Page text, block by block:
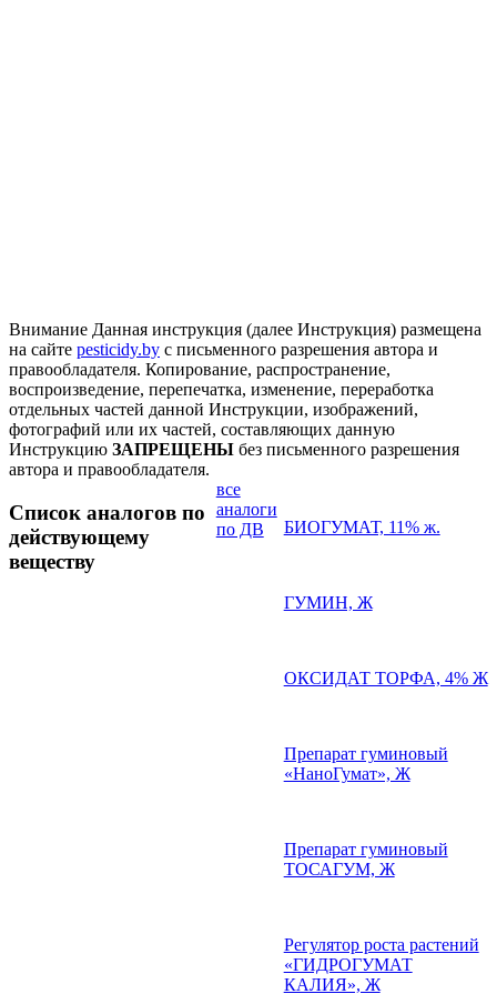
Внимание Данная инструкция (далее Инструкция) размещена
на сайте pesticidy.by с письменного разрешения автора и
правообладателя. Копирование, распространение,
воспроизведение, перепечатка, изменение, переработка
отдельных частей данной Инструкции, изображений,
фотографий или их частей, составляющих данную
Инструкцию ЗАПРЕЩЕНЫ без письменного разрешения
автора и правообладателя.
Список аналогов по
действующему
веществу
все
аналоги
по ДВ
БИОГУМАТ, 11% ж.
ГУМИН, Ж
ОКСИДАТ ТОРФА, 4% Ж
Препарат гуминовый
«НаноГумат», Ж
Препарат гуминовый
ТОСАГУМ, Ж
Регулятор роста растений
«ГИДРОГУМАТ
КАЛИЯ», Ж